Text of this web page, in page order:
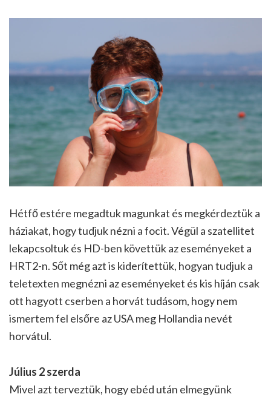
Hétfő estére megadtuk magunkat és megkérdeztük a
háziakat, hogy tudjuk nézni a focit. Végül a szatellitet
lekapcsoltuk és HD-ben követtük az eseményeket a
HRT2-n. Sőt még azt is kiderítettük, hogyan tudjuk a
teletexten megnézni az eseményeket és kis híján csak
ott hagyott cserben a horvát tudásom, hogy nem
ismertem fel elsőre az USA meg Hollandia nevét
horvátul.
Július 2 szerda
Mivel azt terveztük, hogy ebéd után elmegyünk